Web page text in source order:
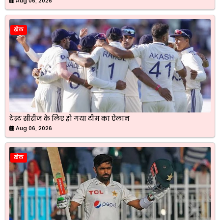
खेल
टेस्ट सीरीज के लिए हो गया टीम का ऐलान
Aug 06, 2026
खेल